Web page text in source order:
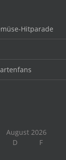
Hitparade
August 2026
D F